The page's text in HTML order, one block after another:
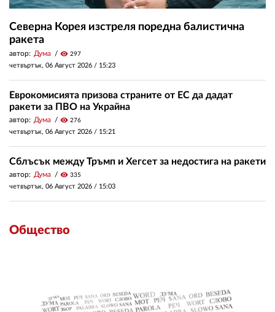
Северна Корея изстреля поредна балистична
ракета
автор: Дума visibility 297
четвъртък, 06 Август 2026 / 15:23
Еврокомисията призова страните от ЕС да дадат
ракети за ПВО на Украйна
автор: Дума visibility 276
четвъртък, 06 Август 2026 / 15:21
Сблъсък между Тръмп и Хегсет за недостига на ракети
автор: Дума visibility 335
четвъртък, 06 Август 2026 / 15:03
Общество